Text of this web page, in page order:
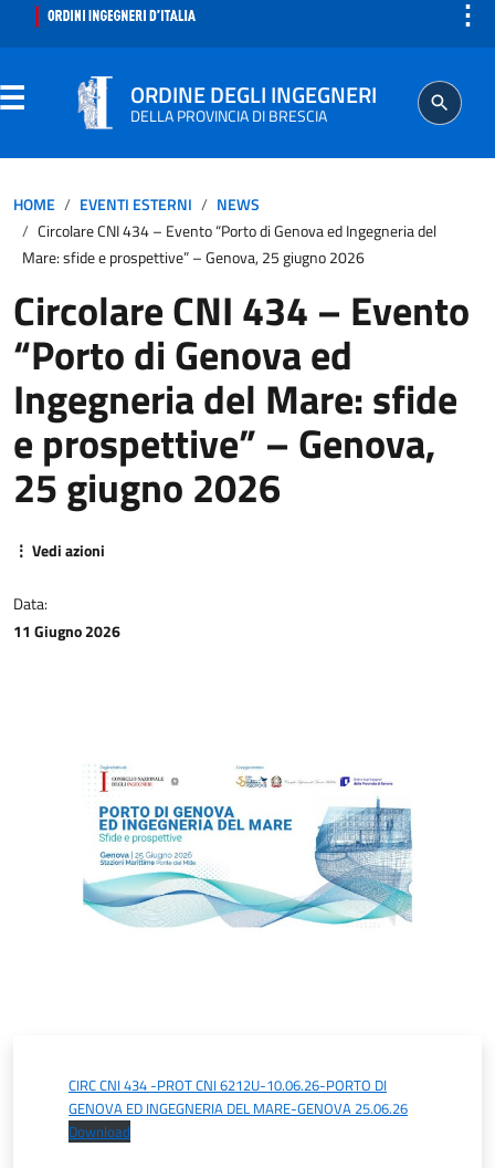
⋮
ORDINE DEGLI INGEGNERI
DELLA PROVINCIA DI BRESCIA
SEGRETERIA
ISCRITTO
PROFESSIONE
AGGIORNAMENTO PROFESSIONALE
CONTATTI
HOME EVENTI ESTERNI
NEWS
Circolare CNI 434 – Evento “Porto di Genova ed Ingegneria del
Mare: sfide e prospettive” – Genova, 25 giugno 2026
Circolare CNI 434 – Evento
“Porto di Genova ed
Ingegneria del Mare: sfide
e prospettive” – Genova,
25 giugno 2026
⋮ Vedi azioni
Data:
11 Giugno 2026
CIRC CNI 434 -PROT CNI 6212U-10.06.26-PORTO DI
GENOVA ED INGEGNERIA DEL MARE-GENOVA 25.06.26
Download